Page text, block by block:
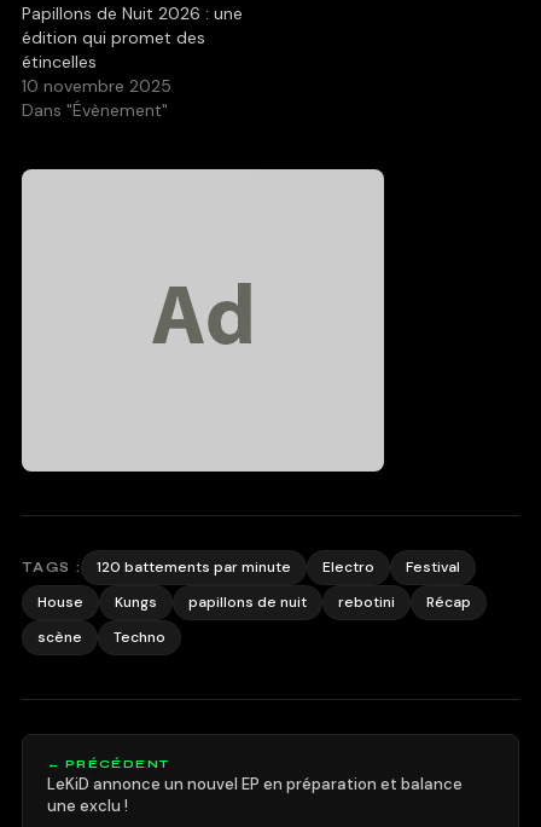
Papillons de Nuit 2026 : une
édition qui promet des
étincelles
10 novembre 2025
Dans "Évènement"
TAGS : 120 battements par minute Electro
Festival
House
Kungs papillons de nuit rebotini
Récap
scène
Techno
← PRÉCÉDENT
LeKiD annonce un nouvel EP en préparation et balance
une exclu !